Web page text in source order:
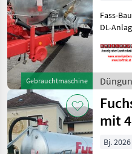
Gebrauchtmaschine
Fass-
DL-
Beste
und
/ Fuchs
mit
Bj. 2026